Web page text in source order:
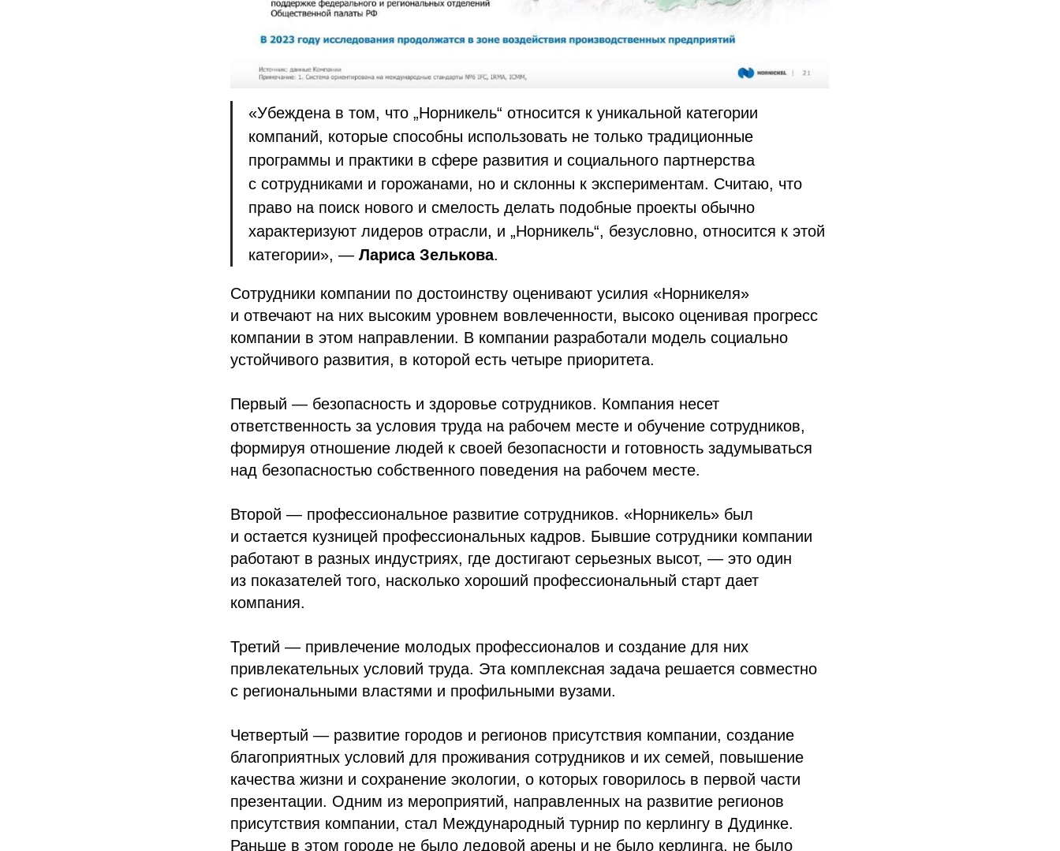
«Убеждена в том, что „Норникель“ относится к уникальной категории
компаний, которые способны использовать не только традиционные
программы и практики в сфере развития и социального партнерства
с сотрудниками и горожанами, но и склонны к экспериментам. Считаю, что
право на поиск нового и смелость делать подобные проекты обычно
характеризуют лидеров отрасли, и „Норникель“, безусловно, относится к этой
категории», — Лариса Зелькова.
Сотрудники компании по достоинству оценивают усилия «Норникеля»
и отвечают на них высоким уровнем вовлеченности, высоко оценивая прогресс
компании в этом направлении. В компании разработали модель социально
устойчивого развития, в которой есть четыре приоритета.
Первый — безопасность и здоровье сотрудников. Компания несет
ответственность за условия труда на рабочем месте и обучение сотрудников,
формируя отношение людей к своей безопасности и готовность задумываться
над безопасностью собственного поведения на рабочем месте.
Второй — профессиональное развитие сотрудников. «Норникель» был
и остается кузницей профессиональных кадров. Бывшие сотрудники компании
работают в разных индустриях, где достигают серьезных высот, — это один
из показателей того, насколько хороший профессиональный старт дает
компания.
Третий — привлечение молодых профессионалов и создание для них
привлекательных условий труда. Эта комплексная задача решается совместно
с региональными властями и профильными вузами.
Четвертый — развитие городов и регионов присутствия компании, создание
благоприятных условий для проживания сотрудников и их семей, повышение
качества жизни и сохранение экологии, о которых говорилось в первой части
презентации. Одним из мероприятий, направленных на развитие регионов
присутствия компании, стал Международный турнир по керлингу в Дудинке.
Раньше в этом городе не было ледовой арены и не было керлинга, не было